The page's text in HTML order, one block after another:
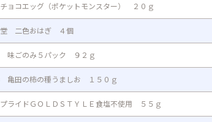
ョコエッグ（ポケットモンスター） ２０ｇ
堂 二色おはぎ ４個
味ごのみ５パック ９２ｇ
亀田の柿の種うましお １５０ｇ
ライドＧＯＬＤＳＴＹＬＥ食塩不使用 ５５ｇ